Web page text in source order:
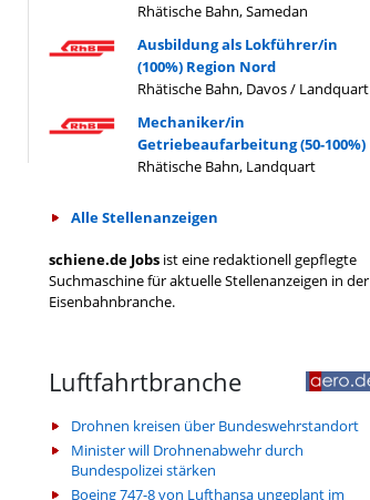
Rhätische Bahn, Samedan
Ausbildung als Lokführer/in
(100%) Region Nord
Rhätische Bahn, Davos / Landquart
Mechaniker/in
Getriebeaufarbeitung (50-100%)
Rhätische Bahn, Landquart
Alle Stellenanzeigen
schiene.de Jobs ist eine redaktionell gepflegte
Suchmaschine für aktuelle Stellenanzeigen in der
Eisenbahnbranche.
Luftfahrtbranche
Drohnen kreisen über Bundeswehrstandort
Minister will Drohnenabwehr durch
Bundespolizei stärken
Boeing 747-8 von Lufthansa ungeplant im